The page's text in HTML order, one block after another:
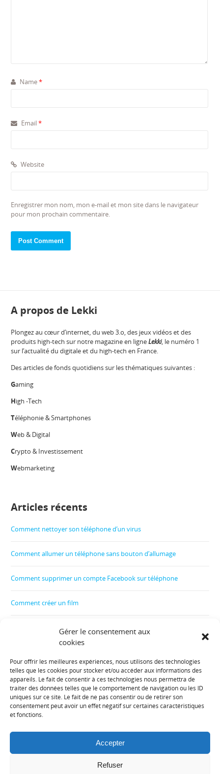
Gérer le consentement aux
cookies
Pour offrir les meilleures expériences, nous utilisons des technologies
telles que les cookies pour stocker et/ou accéder aux informations des
appareils. Le fait de consentir à ces technologies nous permettra de
traiter des données telles que le comportement de navigation ou les ID
uniques sur ce site. Le fait de ne pas consentir ou de retirer son
consentement peut avoir un effet négatif sur certaines caractéristiques
et fonctions.
Accepter
Refuser
Name*
Email*
Website
Enregistrer mon nom, mon e-mail et mon site dans le navigateur
pour mon prochain commentaire.
A propos de Lekki
Plongez au cœur d’internet, du web 3.o, des jeux vidéos et des
produits high-tech sur notre magazine en ligneLekki, le numéro 1
sur l’actualité du digitale et du high-tech en France.
Des articles de fonds quotidiens sur les thématiques suivantes :
Gaming
High -Tech
Téléphonie & Smartphones
Web & Digital
Crypto & Investissement
Webmarketing
Articles récents
Comment nettoyer son téléphone d’un virus
Comment allumer un téléphone sans bouton d’allumage
Comment supprimer un compte Facebook sur téléphone
Comment créer un film
Comment contrôler le téléphone de son enfant
Informations diverses :
Plan de site